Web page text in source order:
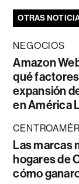
OTRAS
NEGOCIOS
Amazon
qué
expansión
en América
Las marcas
hogares de
cómo